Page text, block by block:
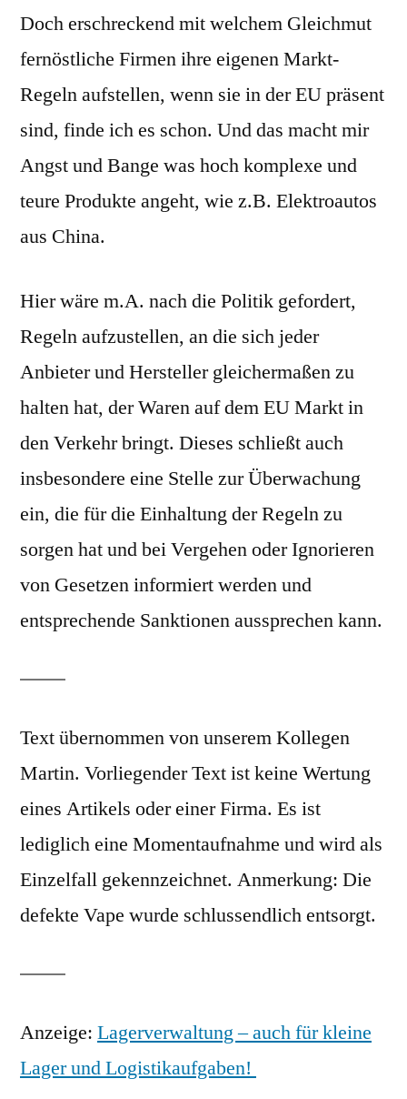
Doch erschreckend mit welchem Gleichmut
fernöstliche Firmen ihre eigenen Markt-
Regeln aufstellen, wenn sie in der EU präsent
sind, finde ich es schon. Und das macht mir
Angst und Bange was hoch komplexe und
teure Produkte angeht, wie z.B. Elektroautos
aus China.
Hier wäre m.A. nach die Politik gefordert,
Regeln aufzustellen, an die sich jeder
Anbieter und Hersteller gleichermaßen zu
halten hat, der Waren auf dem EU Markt in
den Verkehr bringt. Dieses schließt auch
insbesondere eine Stelle zur Überwachung
ein, die für die Einhaltung der Regeln zu
sorgen hat und bei Vergehen oder Ignorieren
von Gesetzen informiert werden und
entsprechende Sanktionen aussprechen kann.
Text übernommen von unserem Kollegen
Martin. Vorliegender Text ist keine Wertung
eines Artikels oder einer Firma. Es ist
lediglich eine Momentaufnahme und wird als
Einzelfall gekennzeichnet. Anmerkung: Die
defekte Vape wurde schlussendlich entsorgt.
Anzeige: Lagerverwaltung – auch für kleine
Lager und Logistikaufgaben!